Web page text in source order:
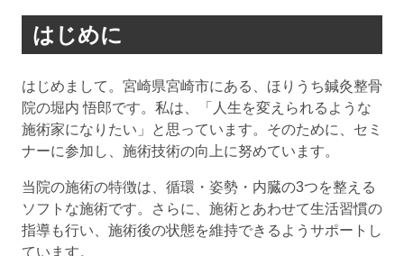
はじめに
はじめまして。宮崎県宮崎市にある、ほりうち鍼灸整骨
院の堀内 悟郎です。私は、「人生を変えられるような
施術家になりたい」と思っています。そのために、セミ
ナーに参加し、施術技術の向上に努めています。
当院の施術の特徴は、循環・姿勢・内臓の3つを整える
ソフトな施術です。さらに、施術とあわせて生活習慣の
指導も行い、施術後の状態を維持できるようサポートし
ています。